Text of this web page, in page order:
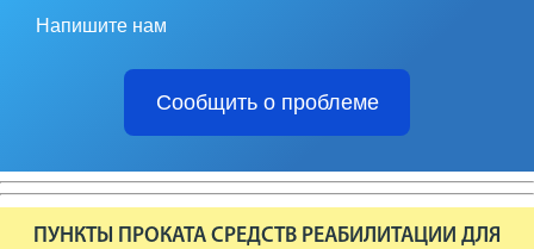
Напишите нам
Сообщить о проблеме
ПУНКТЫ ПРОКАТА СРЕДСТВ РЕАБИЛИТАЦИИ ДЛЯ